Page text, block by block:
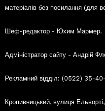
матеріалів без посилання (для
Шеф-редактор - Юхим Мармер.
Адміністратор сайту - Андрій
Рекламний відділ: (0522) 35-
Кропивницький, вулиця